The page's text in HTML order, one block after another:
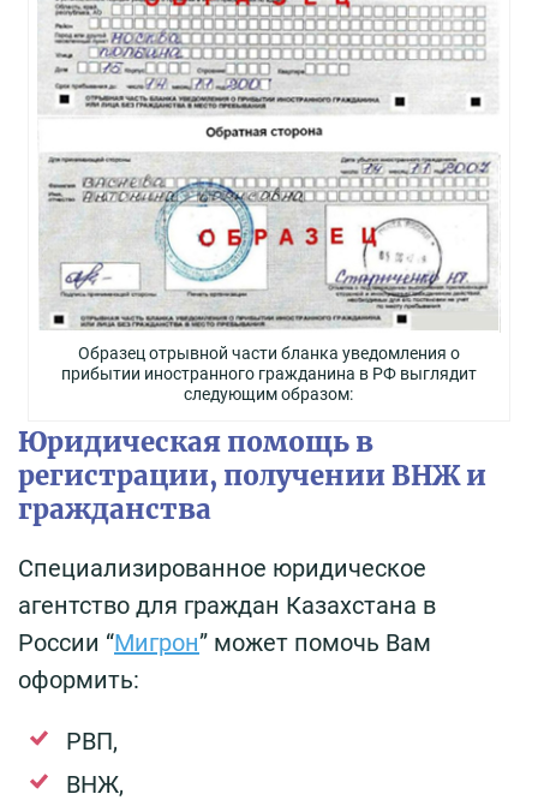
Образец отрывной части бланка уведомления о
прибытии иностранного гражданина в РФ выглядит
следующим образом:
Юридическая помощь в
регистрации, получении ВНЖ и
гражданства
Специализированное юридическое
агентство для граждан Казахстана в
России “Мигрон” может помочь Вам
оформить:
РВП,
ВНЖ,